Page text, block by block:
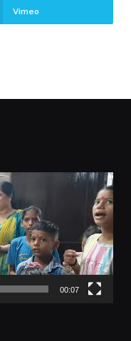
Vimeo
00:07